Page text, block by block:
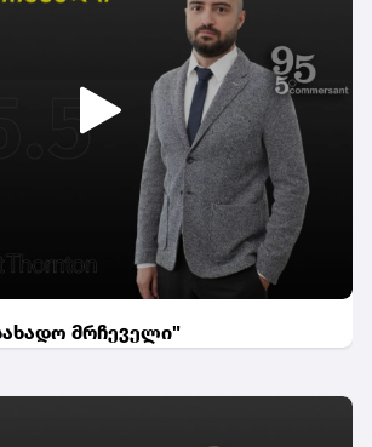
მრჩეველი"